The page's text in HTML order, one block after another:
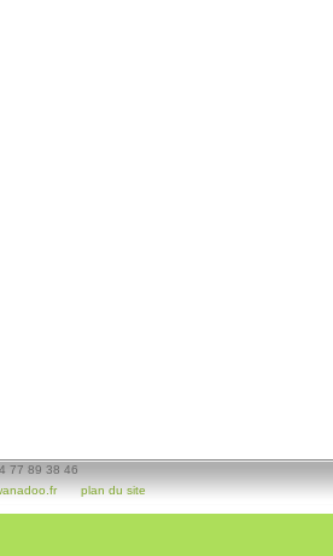
77 89 38 46
plan du site